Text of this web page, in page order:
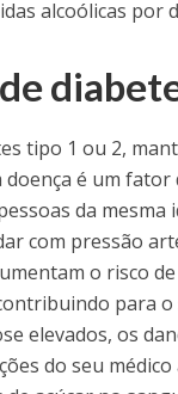
alcoólicas por
tipo 1 ou 2,
doença é um
da
com pressão
o risco
para o
elevados, os
do seu